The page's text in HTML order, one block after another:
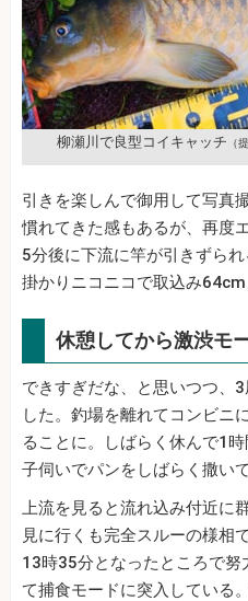
柳瀬川で良型コイキャッチ （
引きを楽しんで御用して写真
慣れてきた感もあるが、再度
5分後に下流に竿が引きずら
掛かりニコニコで取込み64cm
休憩してから激渋モ
できすぎだな、と思いつつ、
した。釣場を離れてコンビニ
ることに。しばらく休んで1
子伺いでパンをしばらく撒い
上流を見ると流れ込み付近に
見に行くも完全スルーの様相
13時35分となったところで
て捕食モードに突入している